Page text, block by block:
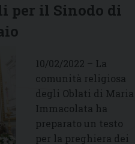
per il Sinodo di
10/02/2022 – La
comunità religiosa
degli Oblati di Maria
Immacolata ha
preparato un testo
per la preghiera dei